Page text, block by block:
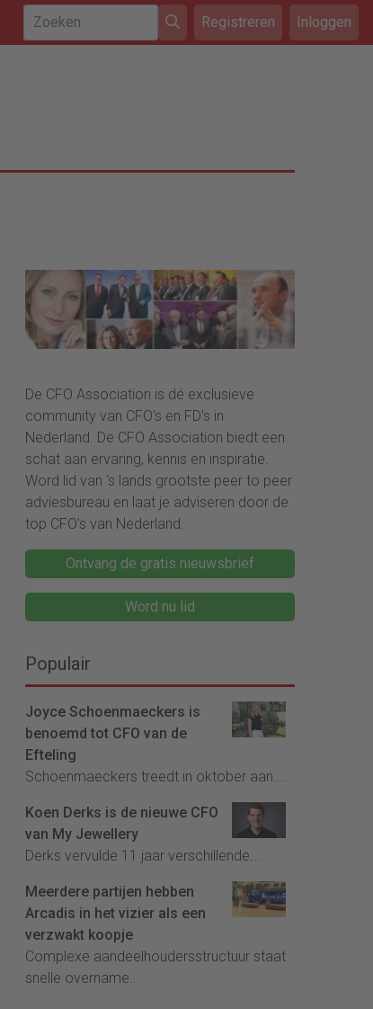
Registreren Inloggen
De CFO Association is dé exclusieve
community van CFO's en FD's in
Nederland. De CFO Association biedt een
schat aan ervaring, kennis en inspiratie.
Word lid van ‘s lands grootste peer to peer
adviesbureau en laat je adviseren door de
top CFO's van Nederland.
Ontvang de gratis nieuwsbrief
Word nu lid
Populair
Joyce Schoenmaeckers is
benoemd tot CFO van de
Efteling
Schoenmaeckers treedt in oktober aan....
Koen Derks is de nieuwe CFO
van My Jewellery
Derks vervulde 11 jaar verschillende...
Meerdere partijen hebben
Arcadis in het vizier als een
verzwakt koopje
Complexe aandeelhoudersstructuur staat
snelle overname...